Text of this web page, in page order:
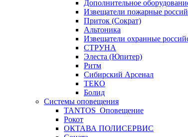
Дополнительное
Извещатели пожарные
Приток (Сократ)
Альтоника
Извещатели охранные
СТРУНА
Элеста (Юпитер)
Ритм
Сибирский Арсенал
ТЕКО
Болид
Системы оповещения
TANTOS_Оповещение
Рокот
ОКТАВА ПОЛИСЕРВИС